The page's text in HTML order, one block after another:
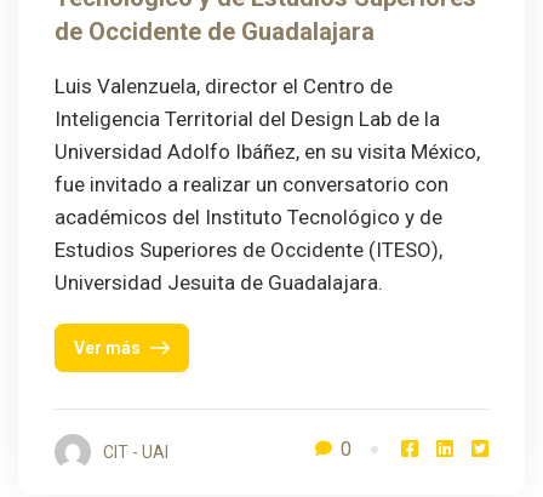
de Occidente de Guadalajara
Luis Valenzuela, director el Centro de
Inteligencia Territorial del Design Lab de la
Universidad Adolfo Ibáñez, en su visita México,
fue invitado a realizar un conversatorio con
académicos del Instituto Tecnológico y de
Estudios Superiores de Occidente (ITESO),
Universidad Jesuita de Guadalajara.
Ver más
CIT - UAI 0